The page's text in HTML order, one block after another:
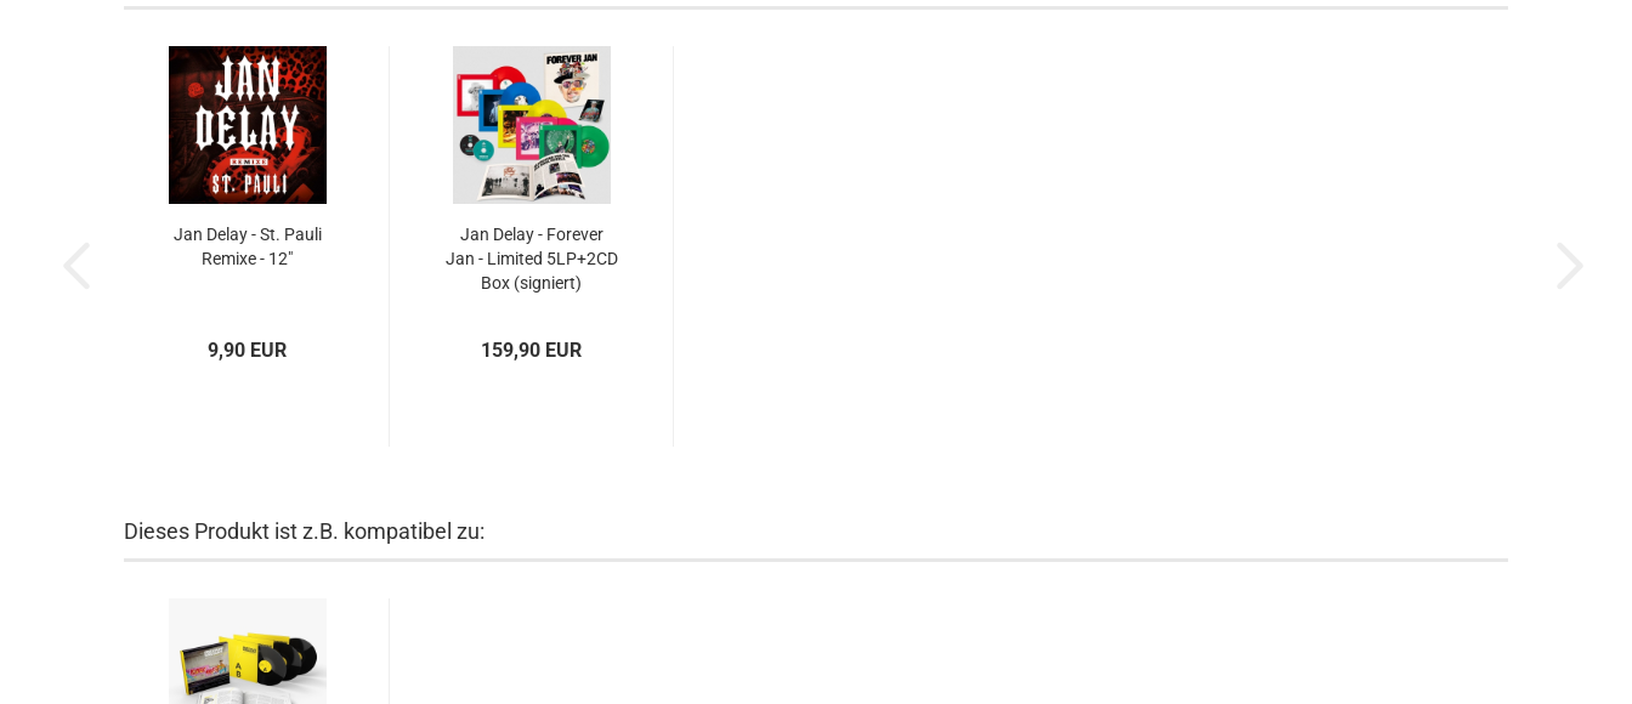
Jan Delay - St. Pauli
Remixe - 12"
9,90 EUR
Jan Delay - Forever
Jan - Limited 5LP+2CD
Box (signiert)
159,90 EUR
Dieses Produkt ist z.B. kompatibel zu: